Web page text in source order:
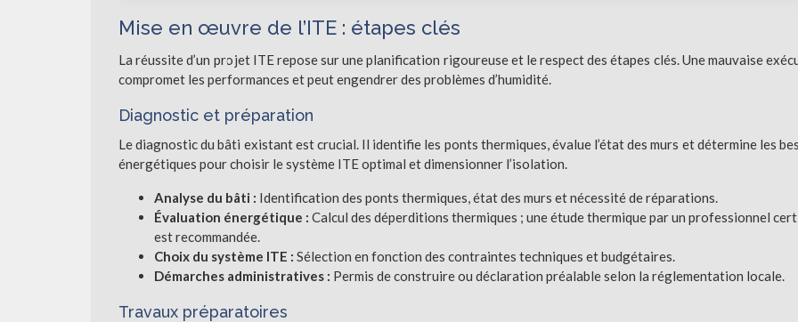
Mise en œuvre de l’ITE : étapes clés
La réussite d’un projet ITE repose sur une planification rigoureuse et le respect des étapes clés. Une mauvaise
compromet les performances et peut engendrer des problèmes d’humidité.
Diagnostic et préparation
Le diagnostic du bâti existant est crucial. Il identifie les ponts thermiques, évalue l’état des murs et détermine les
énergétiques pour choisir le système ITE optimal et dimensionner l’isolation.
Analyse du bâti : Identification des ponts thermiques, état des murs et nécessité de réparations.
Évaluation énergétique : Calcul des déperditions thermiques ; une étude thermique par un professionnel
est recommandée.
Choix du système ITE : Sélection en fonction des contraintes techniques et budgétaires.
Démarches administratives : Permis de construire ou déclaration préalable selon la réglementation locale.
Travaux préparatoires